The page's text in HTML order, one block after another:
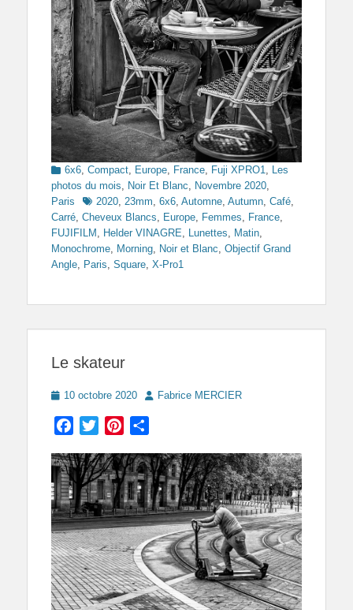
Categories
6x6, Compact, Europe, France, Fuji XPRO1, Les
photos du mois, Noir Et Blanc, Novembre 2020,
Paris
Tags2020, 23mm, 6x6, Automne, Autumn, Café,
Carré, Cheveux Blancs, Europe, Femmes, France,
FUJIFILM , Helder VINAGRE, Lunettes, Matin,
Monochrome, Morning, Noir et Blanc, Objectif Grand
Angle, Paris, Square, X-Pro1
Le skateur
Posted
10 octobre 2020 AuthorFabrice MERCIER
Facebook
TwitterPinterest